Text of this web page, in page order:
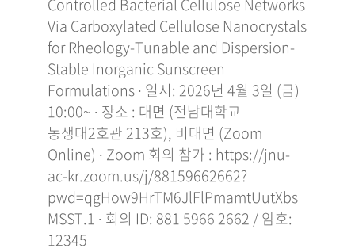
Controlled Bacterial Cellulose Networks
Via Carboxylated Cellulose Nanocrystals
for Rheology-Tunable and Dispersion-
Stable Inorganic Sunscreen
Formulations ∙ 일시: 2026년 4월 3일 (금)
10:00~ ∙ 장소 : 대면 (전남대학교
농생대2호관 213호), 비대면 (Zoom
Online) ∙ Zoom 회의 참가 : https://jnu-
ac-kr.zoom.us/j/88159662662?
pwd=qgHow9HrTM6JlFlPmamtUutXbs
MSST.1 ∙ 회의 ID: 881 5966 2662 / 암호:
12345